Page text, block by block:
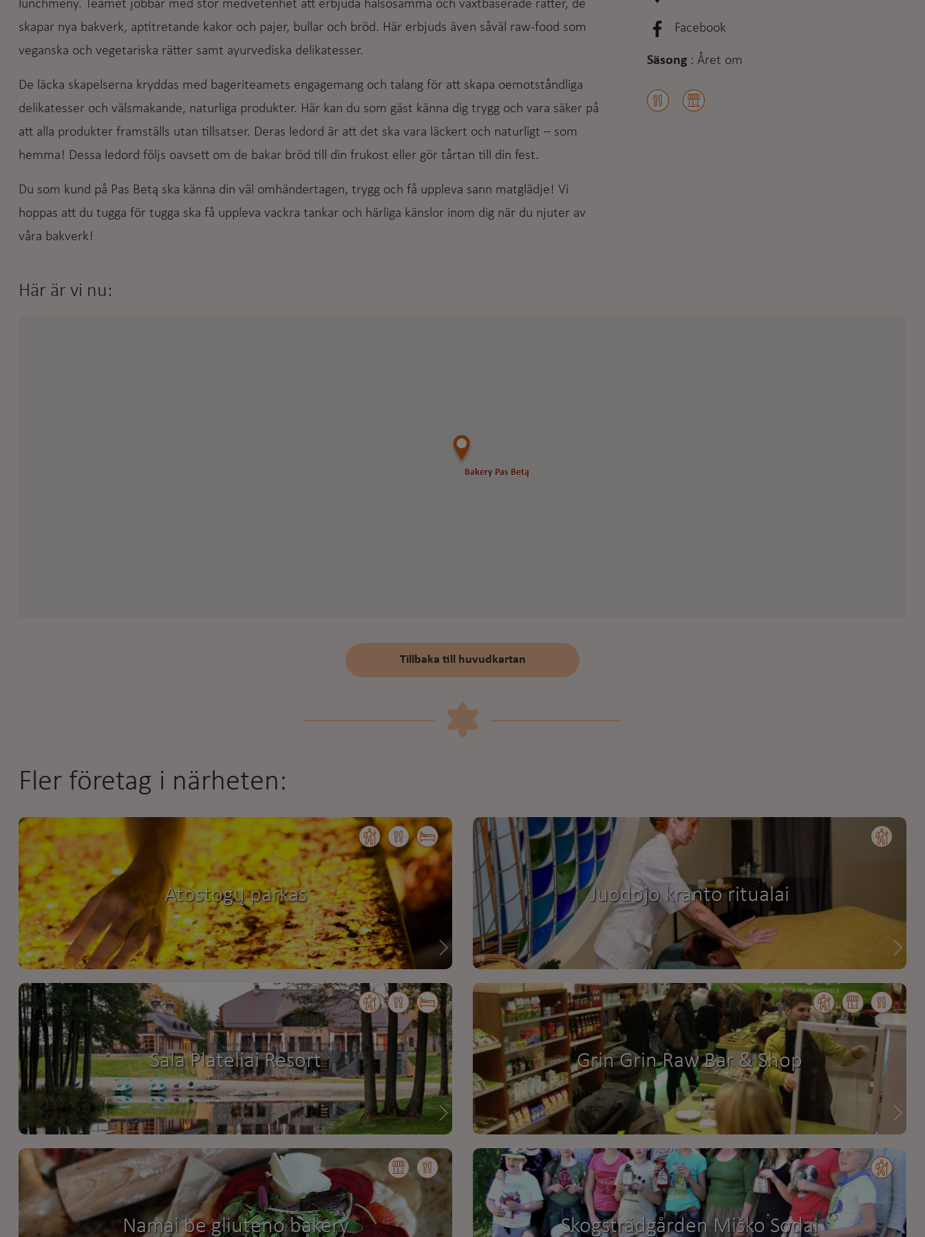
lunchmeny. Teamet jobbar med stor medvetenhet att erbjuda hälsosamma och växtbaserade rätter, de
skapar nya bakverk, aptitretande kakor och pajer, bullar och bröd. Här erbjuds även såväl raw-food som
veganska och vegetariska rätter samt ayurvediska delikatesser.
De läcka skapelserna kryddas med bageriteamets engagemang och talang för att skapa oemotståndliga
delikatesser och välsmakande, naturliga produkter. Här kan du som gäst känna dig trygg och vara säker på
att alla produkter framställs utan tillsatser. Deras ledord är att det ska vara läckert och naturligt – som
hemma! Dessa ledord följs oavsett om de bakar bröd till din frukost eller gör tårtan till din fest.
Du som kund på Pas Betą ska känna din väl omhändertagen, trygg och få uppleva sann matglädje! Vi
hoppas att du tugga för tugga ska få uppleva vackra tankar och härliga känslor inom dig när du njuter av
våra bakverk!
Facebook
Säsong : Året om
Här är vi nu:
Bakery Pas Betą
Bakery Pas Betą
Tillbaka till huvudkartan
Fler företag i närheten:
Atostogų parkas Juodojo kranto ritualai
Sala Plateliai Resort Grin Grin Raw Bar & Shop
Namai be gliuteno bakery Skogsträdgården Miško Sodai